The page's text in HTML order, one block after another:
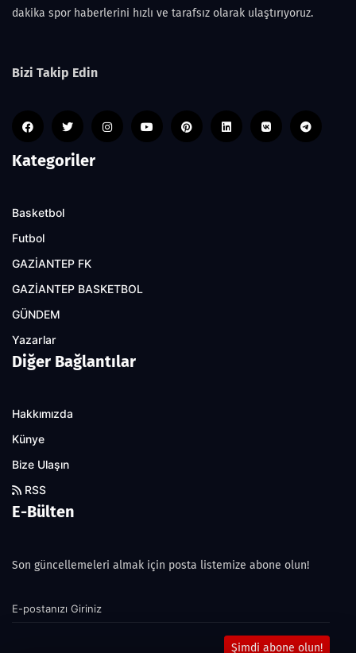
dakika spor haberlerini hızlı ve tarafsız olarak ulaştırıyoruz.
Bizi Takip Edin
Kategoriler
Basketbol
Futbol
GAZİANTEP FK
GAZİANTEP BASKETBOL
GÜNDEM
Yazarlar
Diğer Bağlantılar
Hakkımızda
Künye
Bize Ulaşın
RSS
E-Bülten
Son güncellemeleri almak için posta listemize abone olun!
Şimdi abone olun!